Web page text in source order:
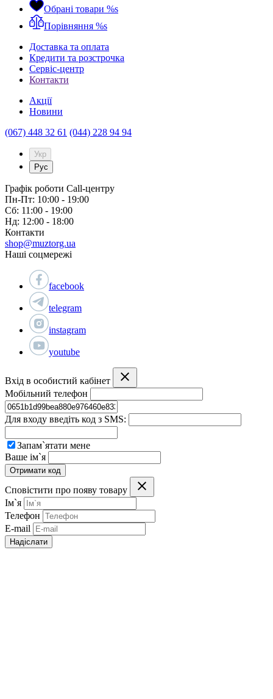
Обрані товари %s
Порівняння %s
Доставка та оплата
Кредити та розстрочка
Сервіc-центр
Контакти
Акції
Новини
(067) 448 32 61 (044) 228 94 94
Укр
Рус
Графік роботи Call-центру
Пн-Пт: 10:00 - 19:00
Сб: 11:00 - 19:00
Нд: 12:00 - 18:00
Контакти
shop@muztorg.ua
Наші соцмережі
facebook
telegram
instagram
youtube
Вхід в особистий кабінет
Мобільний телефон
Для входу введіть код з SMS:
Запам`ятати мене
Ваше ім`я
Отримати код
Сповістити про появу товару
Ім`я
Телефон
E-mail
Надіслати